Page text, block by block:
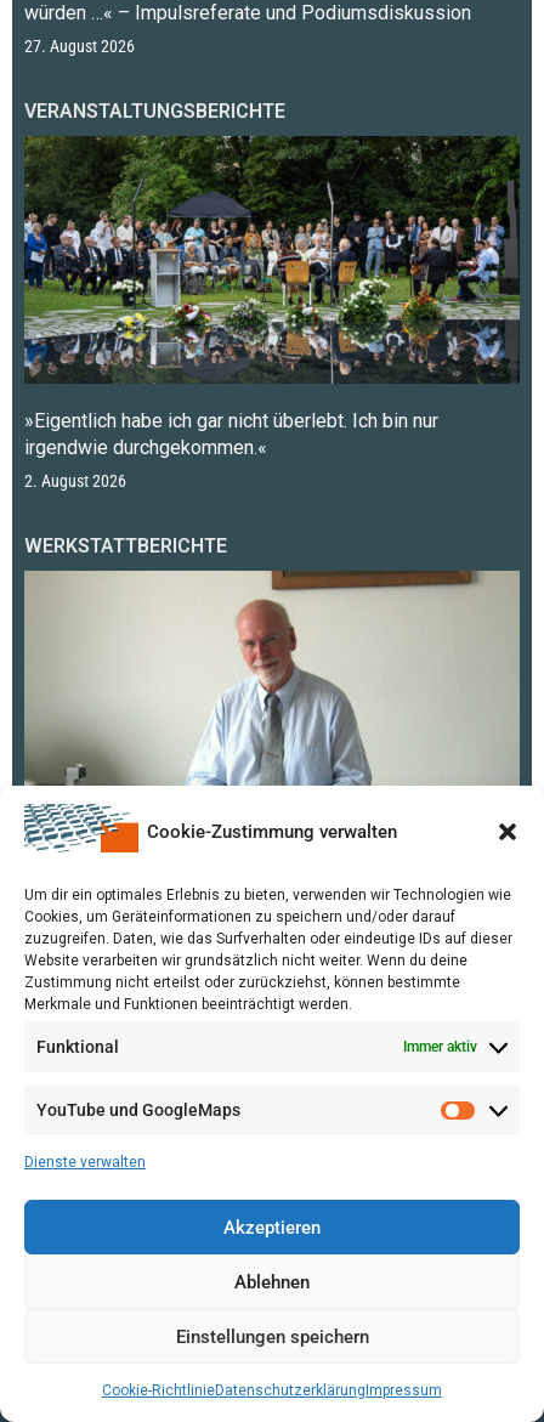
Cookie-Zustimmung verwalten
Um dir ein optimales Erlebnis zu bieten, verwenden wir Technologien wie
Cookies, um Geräteinformationen zu speichern und/oder darauf
zuzugreifen. Daten, wie das Surfverhalten oder eindeutige IDs auf dieser
Website verarbeiten wir grundsätzlich nicht weiter. Wenn du deine
Zustimmung nicht erteilst oder zurückziehst, können bestimmte
Merkmale und Funktionen beeinträchtigt werden.
Funktional Immer aktiv
YouTube und GoogleMaps
Dienste verwalten
Akzeptieren
Ablehnen
Einstellungen speichern
Cookie-RichtlinieDatenschutzerklärung Impressum
würden …« – Impulsreferate und Podiumsdiskussion
27. August 2026
VERANSTALTUNGSBERICHTE
»Eigentlich habe ich gar nicht überlebt. Ich bin nur
irgendwie durchgekommen.«
2. August 2026
WERKSTATTBERICHTE
Hans-Erhard Haverkampf – ein Nachruf
6. August 2026
Über uns
PRESSE
Pressebilder
Pressekontakt